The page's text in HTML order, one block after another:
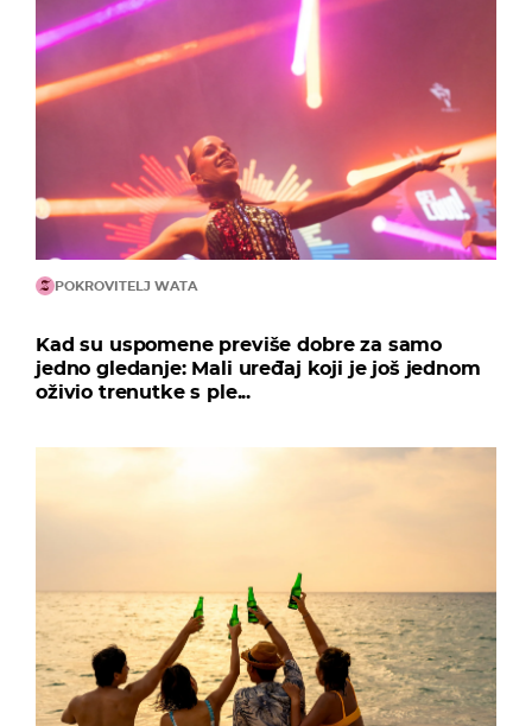
POKROVITELJ WATA
Kad su uspomene previše dobre za samo
jedno gledanje: Mali uređaj koji je još jednom
oživio trenutke s ple...